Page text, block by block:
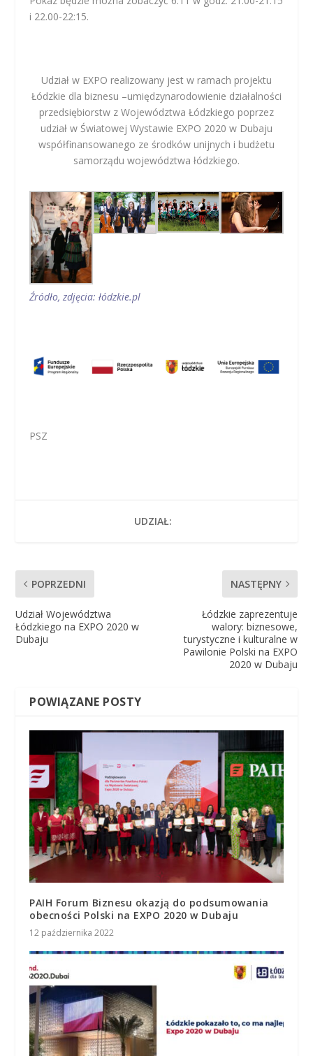
i 22.00-22:15.
Udział w EXPO realizowany jest w ramach projektu
Łódzkie dla biznesu –umiędzynarodowienie działalności
przedsiębiorstw z Województwa Łódzkiego poprzez
udział w Światowej Wystawie EXPO 2020 w Dubaju
współfinansowanego ze środków unijnych i budżetu
samorządu województwa łódzkiego.
Źródło, zdjęcia: łódzkie.pl
PSZ
UDZIAŁ:
POPRZEDNI
Udział Województwa
Łódzkiego na EXPO 2020 w
Dubaju
NASTĘPNY
Łódzkie zaprezentuje
walory: biznesowe,
turystyczne i kulturalne w
Pawilonie Polski na EXPO
2020 w Dubaju
POWIĄZANE POSTY
PAIH Forum Biznesu okazją do podsumowania
obecności Polski na EXPO 2020 w Dubaju
12 października 2022